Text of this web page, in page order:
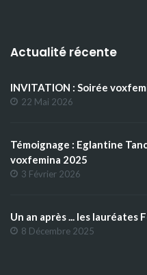
Actualité récente
INVITATION : Soirée
22 Mai 2026
Témoignage : Eglantine
voxfemina 2025
3 Février 2026
Un an après ... les lauréates
8 Décembre 2025